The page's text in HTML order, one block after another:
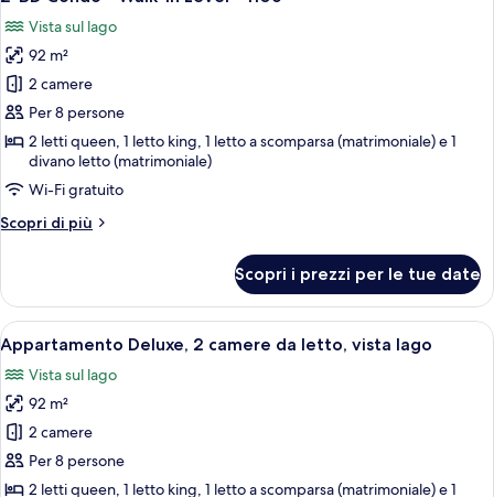
In
Level
1105
tutte
le
foto
per
2-
BD
Condo
-
Walk-
In
-
1106
Vista sul lago
92 m²
2 camere
Per 8 persone
2 letti queen, 1 letto king, 1 letto a scomparsa (matrimoniale) e 1
divano letto (matrimoniale)
Wi-Fi gratuito
Scopri di più
Altri
BD
Condo
-
Walk-
In
Level
1106
Scopri i prezzi per le tue date
Apri
tutte
le
foto
per
Appartamento
Deluxe,
Un soggiorno moderno con
24
Appartamento Deluxe, 2 camere da letto, vista lago
Vista sul lago
92 m²
2 camere
Per 8 persone
2 letti queen, 1 letto king, 1 letto a scomparsa (matrimoniale) e 1